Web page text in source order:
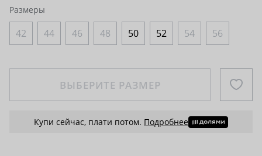
Размеры
42 44 46 48 50 52 54 56
ВЫБЕРИТЕ РАЗМЕР
Купи сейчас, плати потом. Подробнее